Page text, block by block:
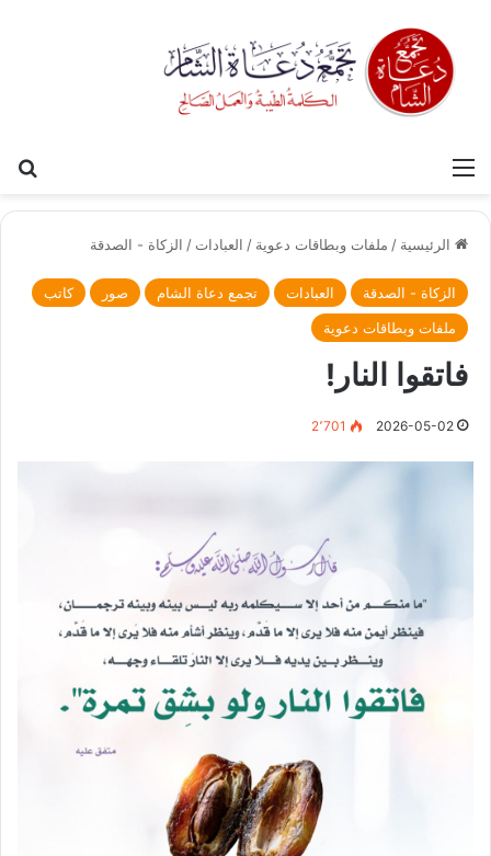
القائمة
الرئيسية / ملفات وبطاقات دعوية / العبادات / الزكاة - الصدقة
الزكاة - الصدقة العبادات تجمع دعاة الشام صور
كاتب
ملفات وبطاقات دعوية
فاتقوا النار!
2026-05-02 2٬701